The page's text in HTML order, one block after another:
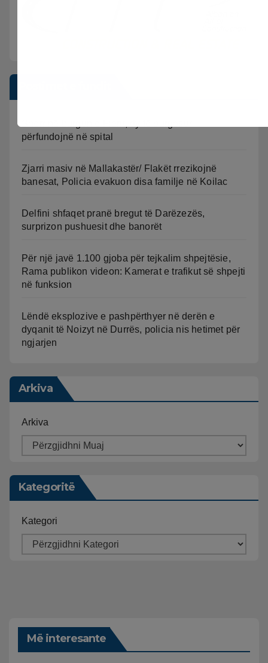
përfundojnë në spital
Zjarri masiv në Mallakastër/ Flakët rrezikojnë
banesat, Policia evakuon disa familje në Koilac
Delfini shfaqet pranë bregut të Darëzezës,
surprizon pushuesit dhe banorët
Për një javë 1.100 gjoba për tejkalim shpejtësie,
Rama publikon videon: Kamerat e trafikut së shpejti
në funksion
Lëndë eksplozive e pashpërthyer në derën e
dyqanit të Noizyt në Durrës, policia nis hetimet për
ngjarjen
Arkiva
Arkiva
Kategoritë
Kategori
Më interesante